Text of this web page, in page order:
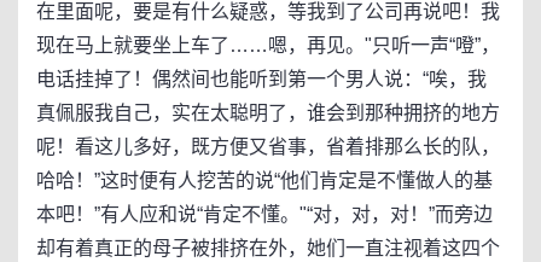
在里面呢，要是有什么疑惑，等我到了公司再说吧！我
现在马上就要坐上车了……嗯，再见。"只听一声“噔”，
电话挂掉了！偶然间也能听到第一个男人说：“唉，我
真佩服我自己，实在太聪明了，谁会到那种拥挤的地方
呢！看这儿多好，既方便又省事，省着排那么长的队，
哈哈！”这时便有人挖苦的说“他们肯定是不懂做人的基
本吧！”有人应和说“肯定不懂。"“对，对，对！”而旁边
却有着真正的母子被排挤在外，她们一直注视着这四个